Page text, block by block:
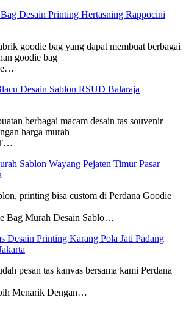
Desain Printing Hertasning Rappocini
goodie bag yang dapat membuat berbagai
goodie bag
Desain Sablon RSUD Balaraja
berbagai macam desain tas souvenir
harga murah
Sablon Wayang Pejaten Timur Pasar
printing bisa custom di Perdana Goodie
Bag Murah Desain Sablo…
Desain Printing Karang Pola Jati Padang
pesan tas kanvas bersama kami Perdana
Menarik Dengan…